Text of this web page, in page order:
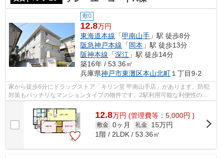
敷0
12.8万円
東海道本線 「甲南山手 」駅 徒歩8分
阪急神戸本線 「岡本 」駅 徒歩13分
阪神本線 「深江 」駅 徒歩14分
築16年 / 53.36㎡
兵庫県神戸市東灘区本山北町 １丁目9-2
家から徒歩6分にドラッグストア「キリン堂 甲南山手店」があります。防犯
対策もバッチリなマンションタイプの物件です。2駅利用可能な利便性の高
い物件です。四季折々の風を感じられる...
12.8万円 (管理費等：5,000円 )
敷金 0ヶ月 礼金
15万円
1階 / 2LDK / 53.36㎡